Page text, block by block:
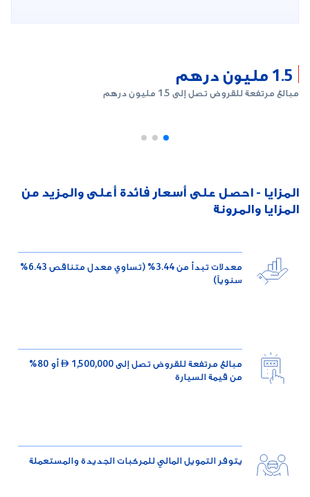
1.5 مليون درهم
مبالغ مرتفعة للقروض تصل إلى 1.5 مليون درهم
المزايا - احصل على أسعار فائدة أعلى والمزيد من
المزايا والمرونة
معدلات تبدأ من 3.44% (تساوي معدل متناقص 6.43%
سنوياً)
مبالغ مرتفعة للقروض تصل إلى 1,500,000  أو 80%
من قيمة السيارة
يتوفر التمويل المالي للمركبات الجديدة والمستعملة